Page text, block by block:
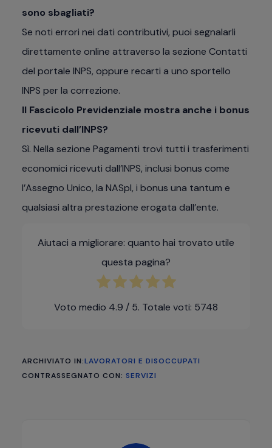
sono sbagliati?
Se noti errori nei dati contributivi, puoi segnalarli
direttamente online attraverso la sezione Contatti
del portale INPS, oppure recarti a uno sportello
INPS per la correzione.
Il Fascicolo Previdenziale mostra anche i bonus
ricevuti dall’INPS?
Sì. Nella sezione Pagamenti trovi tutti i trasferimenti
economici ricevuti dall’INPS, inclusi bonus come
l’Assegno Unico, la NASpI, i bonus una tantum e
qualsiasi altra prestazione erogata dall’ente.
Aiutaci a migliorare: quanto hai trovato utile
questa pagina?
Voto medio 4.9 / 5. Totale voti: 5748
ARCHIVIATO IN:LAVORATORI E DISOCCUPATI
CONTRASSEGNATO CON: SERVIZI